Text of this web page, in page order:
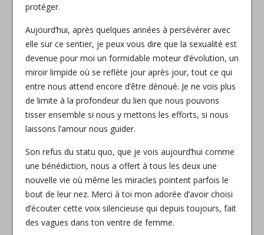
protéger.
Aujourd’hui, après quelques années à persévérer avec
elle sur ce sentier, je peux vous dire que la sexualité est
devenue pour moi un formidable moteur d’évolution, un
miroir limpide où se reflète jour après jour, tout ce qui
entre nous attend encore d’être dénoué. Je ne vois plus
de limite à la profondeur du lien que nous pouvons
tisser ensemble si nous y mettons les efforts, si nous
laissons l’amour nous guider.
Son refus du statu quo, que je vois aujourd’hui comme
une bénédiction, nous a offert à tous les deux une
nouvelle vie où même les miracles pointent parfois le
bout de leur nez. Merci à toi mon adorée d’avoir choisi
d’écouter cette voix silencieuse qui depuis toujours, fait
des vagues dans ton ventre de femme.